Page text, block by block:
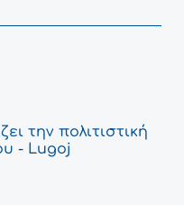
την πολιτιστική
- Lugoj